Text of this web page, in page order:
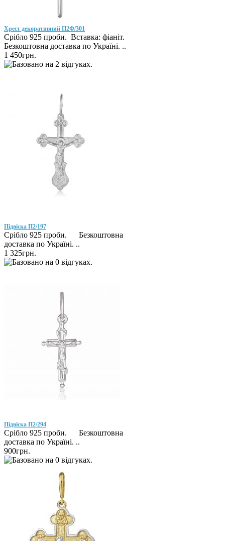
Хрест декоративний П2Ф/301
Срібло 925 проби. Вставка: фіаніт.
Безкоштовна доставка по Україні. ..
1 450грн.
Підвіска П2/197
Срібло 925 проби. Безкоштовна
доставка по Україні. ..
1 325грн.
Підвіска П2/294
Срібло 925 проби. Безкоштовна
доставка по Україні. ..
900грн.